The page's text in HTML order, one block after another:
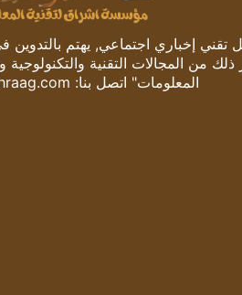
إخباري اجتماعي, يهتم بالتدوين
ذلك من المجالات التقنية
المعلومات" اتصل بنا: